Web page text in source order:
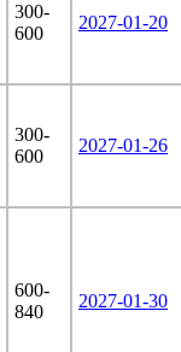
300-
600
2027-01-20
300-
600
2027-01-26
600-
840
2027-01-30